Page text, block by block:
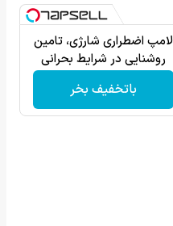
لامپ اضطراری شارژی، تامین
روشنایی در شرایط بحرانی
باتخفیف بخر